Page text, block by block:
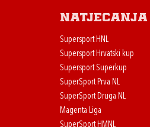
Natjecanja
Supersport HNL
Supersport Hrvatski kup
Supersport Superkup
SuperSport Prva NL
SuperSport Druga NL
Magenta Liga
SuperSport HMNL